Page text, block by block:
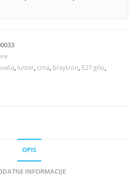
, luster, crna, braytron, E27 grlo,
OPIS
INFORMACIJE